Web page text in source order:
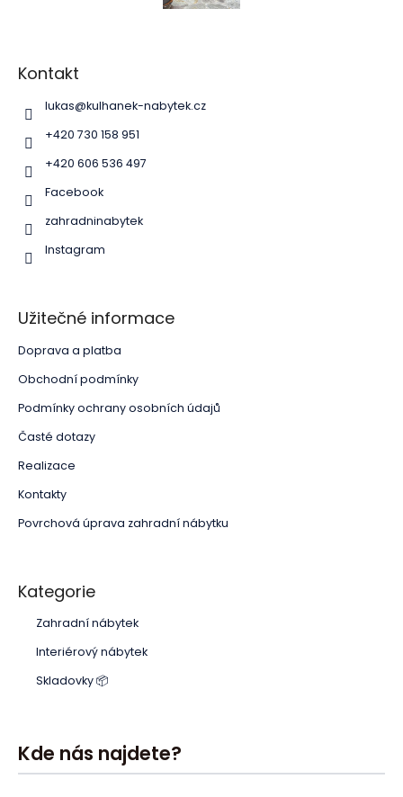
Kontakt
lukas@kulhanek-nabytek.cz
+420 730 158 951
+420 606 536 497
Facebook
zahradninabytek
Instagram
Užitečné informace
Doprava a platba
Obchodní podmínky
Podmínky ochrany osobních údajů
Časté dotazy
Realizace
Kontakty
Povrchová úprava zahradní nábytku
Kategorie
Zahradní nábytek
Interiérový nábytek
Skladovky 📦
Kde nás najdete?